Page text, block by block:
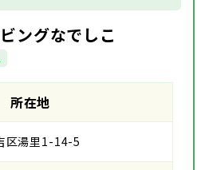
ングなでしこ
所在地
区湯里1-14-5